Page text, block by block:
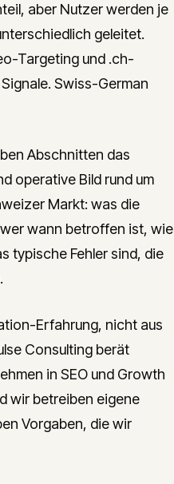
aber Nutzer werden je
geleitet.
Targeting und .ch-
Swiss-German
Abschnitten das
operative Bild rund um
Markt: was die
wann betroffen ist, wie
typische Fehler sind, die
Erfahrung, nicht aus
Consulting berät
in SEO und Growth
wir betreiben eigene
Vorgaben, die wir